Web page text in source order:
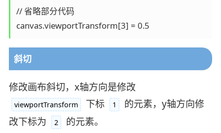
// 省略部分代码
斜切
修改画布斜切，x轴方向是修改
viewportTransform 下标 1
的元素，y轴方向修
改下标为
2 的元素。